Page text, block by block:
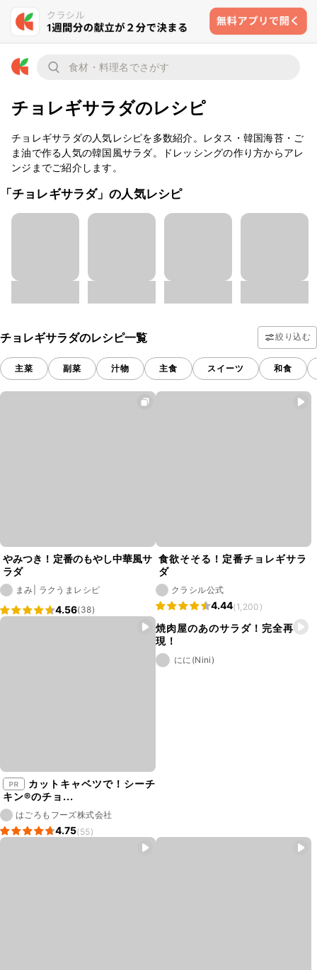
チョレギサラダのレシピ
チョレギサラダの人気レシピを多数紹介。レタス・韓国海苔・ご
ま油で作る人気の韓国風サラダ。ドレッシングの作り方からアレ
ンジまでご紹介します。
「チョレギサラダ」の人気レシピ
チョレギサラダのレシピ一覧 絞り込む
主菜 副菜 汁物 主食 スイーツ 和食
やみつき！定番のもやし中華風サ
ラダ
まみ| ラクうまレシピ
4.56(38)
食欲そそる！定番チョレギサラ
ダ
クラシル公式
4.44(1,200)
キン®︎のチョ...
はごろもフーズ株式会社
4.75(55)
焼肉屋のあのサラダ！完全再
現！
にに(Nini)